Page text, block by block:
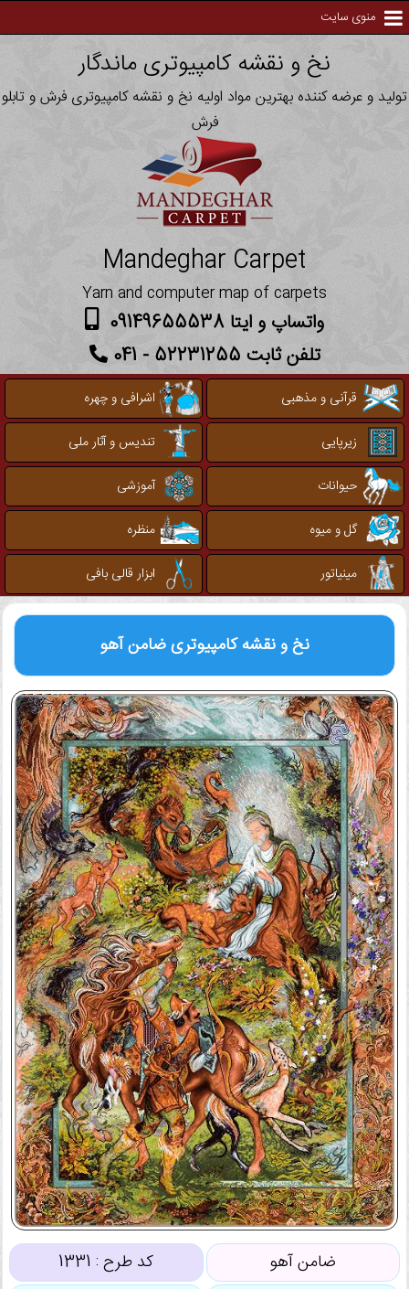
منوی سایت
نخ و نقشه کامپیوتری ماندگار
تولید و عرضه کننده بهترین مواد اولیه نخ و نقشه کامپیوتری فرش و تابلو
فرش
Mandeghar Carpet
Yarn and computer map of carpets
واتساپ و ایتا 09149655538
تلفن ثابت 52231255 - 041
قرآنی و مذهبی
اشرافی و چهره
زیرپایی
تندیس و آثار ملی
حیوانات
آموزشی
گل و میوه
منظره
مینیاتور
ابزار قالی بافی
نخ و نقشه کامپیوتریضامن آهو
ضامن آهو کد طرح : 1331